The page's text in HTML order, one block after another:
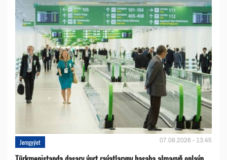
Jemgyýet 07.08.2026 - 13:45